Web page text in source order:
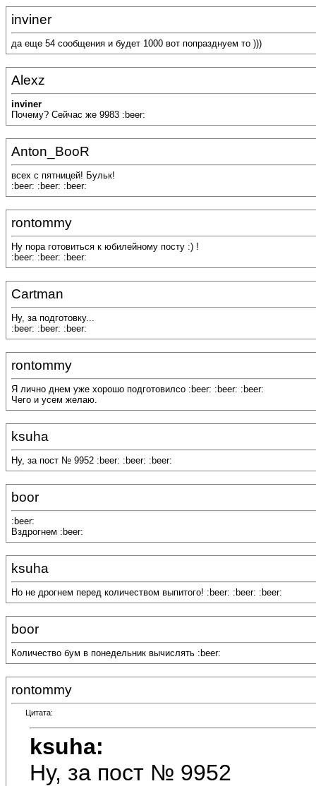
inviner
да еще 54 сообщения и будет 1000 вот попразднуем то )))
Alexz
inviner
Почему? Сейчас же 9983 :beer:
Anton_BooR
всех с пятницей! Бульк!
:beer: :beer: :beer:
rontommy
Ну пора готовиться к юбилейному посту :) !
:beer: :beer: :beer:
Cartman
Ну, за подготовку...
:beer: :beer: :beer:
rontommy
Я лично днем уже хорошо подготовилсо :beer: :beer: :beer:
Чего и усем желаю.
ksuha
Ну, за пост № 9952 :beer: :beer: :beer:
boor
:beer:
Вздрогнем :beer:
ksuha
Но не дрогнем перед количеством выпитого! :beer: :beer: :beer:
boor
Количество бум в понедельник вычислять :beer:
rontommy
Цитата:
ksuha:
Ну, за пост № 9952